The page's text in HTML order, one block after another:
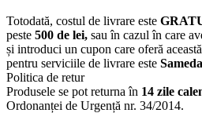
Totodată, costul de livrare este
peste 500 de lei, sau în cazul în care
și introduci un cupon care oferă
pentru serviciile de livrare este
Politica de retur
Produsele se pot returna în 14 zile
Ordonanței de Urgență nr. 34/2014.